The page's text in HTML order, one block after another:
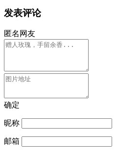
发表评论
匿名网友
确定
昵称
邮箱